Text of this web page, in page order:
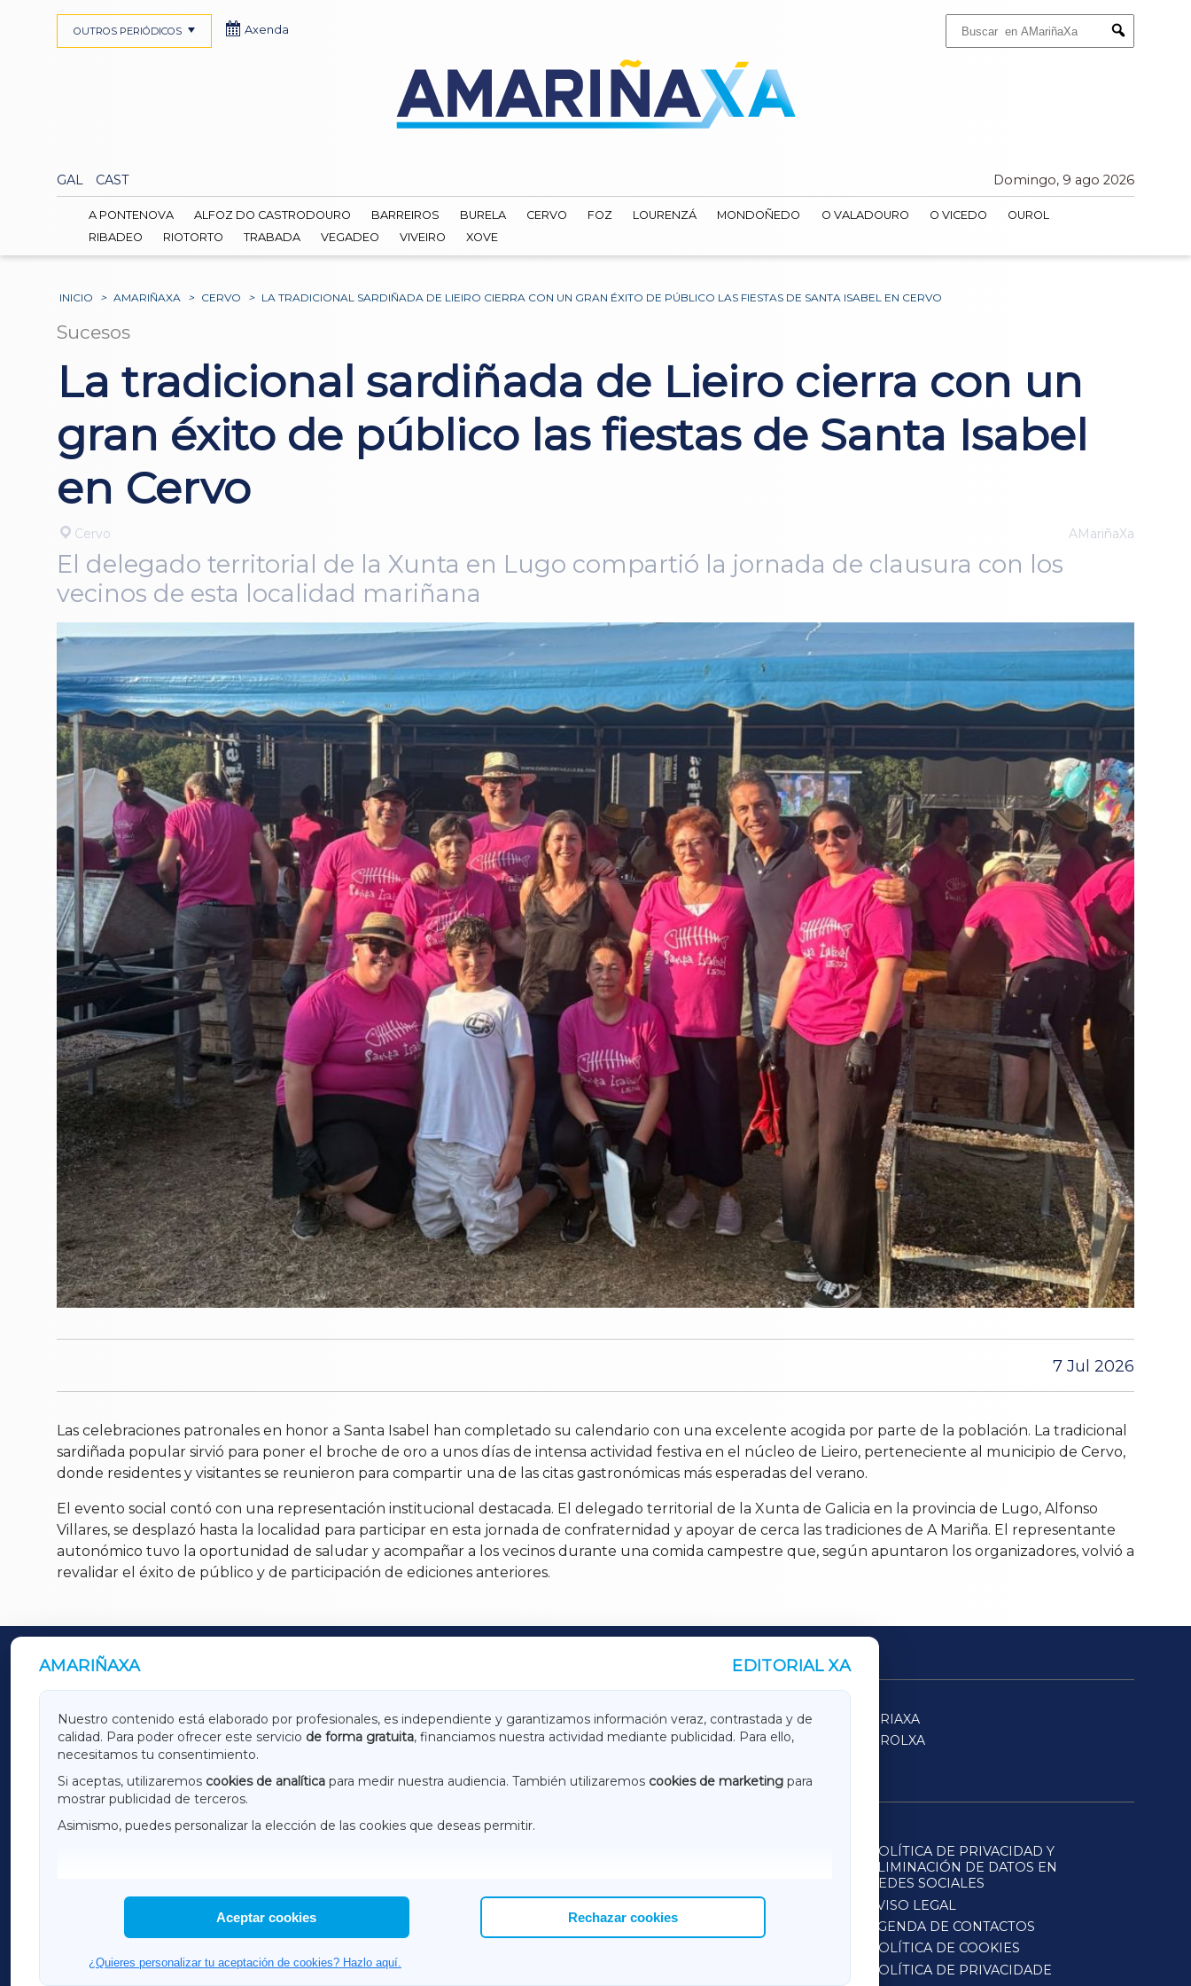
Submit
GAL CAST Domingo, 9 ago 2026
OUTROS PERIÓDICOS Axenda
A PONTENOVA ALFOZ DO CASTRODOURO BARREIROS BURELA CERVO FOZ LOURENZÁ MONDOÑEDO O VALADOURO O VICEDO
OUROL
RIBADEO
RIOTORTO TRABADA VEGADEO VIVEIRO XOVE
INICIO > AMARIÑAXA > CERVO > LA TRADICIONAL SARDIÑADA DE LIEIRO CIERRA CON UN GRAN ÉXITO DE PÚBLICO LAS FIESTAS DE SANTA ISABEL EN CERVO
Sucesos
La tradicional sardiñada de Lieiro cierra con un
gran éxito de público las fiestas de Santa Isabel
en Cervo
Cervo AMariñaXa
El delegado territorial de la Xunta en Lugo compartió la jornada de clausura con los
vecinos de esta localidad mariñana
7 Jul 2026
Las celebraciones patronales en honor a Santa Isabel han completado su calendario con una excelente acogida por parte de la población. La tradicional
sardiñada popular sirvió para poner el broche de oro a unos días de intensa actividad festiva en el núcleo de Lieiro, perteneciente al municipio de Cervo,
donde residentes y visitantes se reunieron para compartir una de las citas gastronómicas más esperadas del verano.
El evento social contó con una representación institucional destacada. El delegado territorial de la Xunta de Galicia en la provincia de Lugo, Alfonso
Villares, se desplazó hasta la localidad para participar en esta jornada de confraternidad y apoyar de cerca las tradiciones de A Mariña. El representante
autonómico tuvo la oportunidad de saludar y acompañar a los vecinos durante una comida campestre que, según apuntaron los organizadores, volvió a
revalidar el éxito de público y de participación de ediciones anteriores.
AMARIÑAXA EDITORIAL XA
Nuestro contenido está elaborado por profesionales, es independiente y garantizamos información veraz, contrastada y de
calidad. Para poder ofrecer este servicio de forma gratuita, financiamos nuestra actividad mediante publicidad. Para ello,
necesitamos tu consentimiento.
Si aceptas, utilizaremos cookies de analítica para medir nuestra audiencia. También utilizaremos cookies de marketing para
mostrar publicidad de terceros.
Asimismo, puedes personalizar la elección de las cookies que deseas permitir.
Aceptar cookies Rechazar cookies
¿Quieres personalizar tu aceptación de cookies? Hazlo aquí.
OUTROS PERIÓDICOS
GALICIAXA LUGOXA TERRACHAXA
SARRIAXA
AMARIÑAXA
RIBEIRASACRAXA ACORUÑAXA
FERROLXA
OURENSEXA
HEMEROTECA
POLÍTICA DE PRIVACIDAD Y
ELIMINACIÓN DE DATOS EN
REDES SOCIALES
AVISO LEGAL
AGENDA DE CONTACTOS
POLÍTICA DE COOKIES
POLÍTICA DE PRIVACIDADE